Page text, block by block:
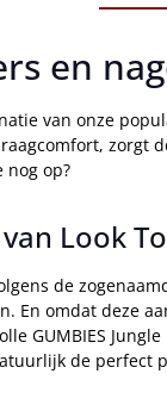
en
van onze
nog op?
Look
de
omdat deze
GUMBIES
de perfect